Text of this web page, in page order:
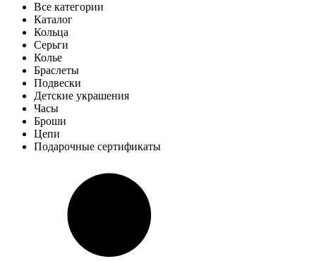
Все категории
Каталог
Кольца
Серьги
Колье
Браслеты
Подвески
Детские украшения
Часы
Броши
Цепи
Подарочные сертификаты